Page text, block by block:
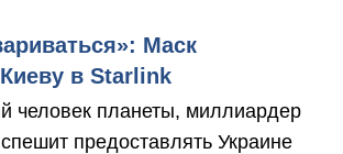
Маск
в Starlink
человек планеты, миллиардер
предоставлять Украине